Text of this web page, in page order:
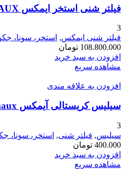
فیلتر شنی استخر ایمکس EMAUX مدل MFV35
3
فیلتر شنی ایمکس, استخر، سونا،
108.800.000 تومان
افزودن به سبد خرید
مشاهده سریع
افزودن به علاقه مندی
سیلیس کریستالی آیمکس Imaux
3
سیلیس, فیلتر شنی, استخر، سونا،
400.000 تومان
افزودن به سبد خرید
مشاهده سریع